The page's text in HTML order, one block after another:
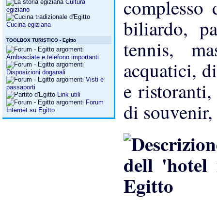
Cultura
egiziano
Cucina egiziana
TOOLBOX TURISTICO - Egitto
Ambasciate e telefono importanti
Disposizioni doganali
Visti e
passaporti
Link utili
Forum
Internet su Egitto
biliardo,
tennis,
acquatici,
e
di souvenir,